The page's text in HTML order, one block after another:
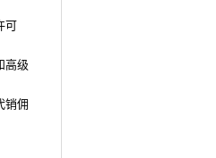
可
高级
销佣